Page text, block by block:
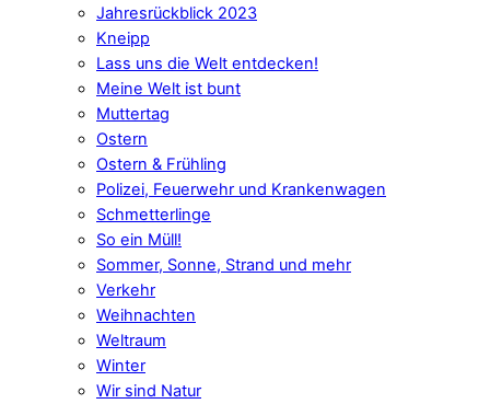
Jahresrückblick 2023
Kneipp
Lass uns die Welt entdecken!
Meine Welt ist bunt
Muttertag
Ostern
Ostern & Frühling
Polizei, Feuerwehr und Krankenwagen
Schmetterlinge
So ein Müll!
Sommer, Sonne, Strand und mehr
Verkehr
Weihnachten
Weltraum
Winter
Wir sind Natur